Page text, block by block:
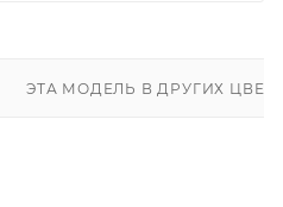
ЭТА МОДЕЛЬ В ДРУГИХ